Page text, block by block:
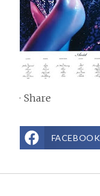
· Share
FACEBOOK